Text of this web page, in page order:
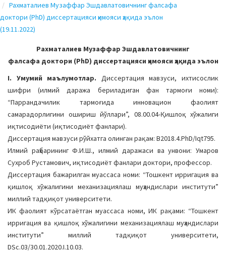
e
N
a
i
a
t
i
o
n
Рахматалиев Музаффар Эшдавлатовичнинг фалсафа
доктори (PhD) диссертацияси ҳимояси ҳақида эълон
(19.11.2022)
Рахматалиев Музаффар Эшдавлатовичнинг
фалсафа доктори (PhD) диссертацияси ҳимояси ҳақида эълон
I. Умумий маълумотлар. Диссертация мавзуси, ихтисослик
шифри (илмий даража бериладиган фан тармоғи номи):
“Паррандачилик тармоғида инновацион фаолият
самарадорлигини ошириш йўллари”, 08.00.04-Қишлоқ хўжалиги
иқтисодиёти (иқтисодиёт фанлари).
Диссертация мавзуси рўйхатга олинган рақам: В2018.4.PhD/Iqt795.
Илмий раҳбарининг Ф.И.Ш., илмий даражаси ва унвони: Умаров
Сухроб Рустамович, иқтисодиёт фанлари доктори, профессор.
Диссертация бажарилган муассаса номи: “Тошкент ирригация ва
қишлоқ хўжалигини механизациялаш муҳандислари институти”
миллий тадқиқот университети.
ИК фаолият кўрсатаётган муассаса номи, ИК рақами: “Тошкент
ирригация ва қишлоқ хўжалигини механизациялаш муҳандислари
институти” миллий тадқиқот университети,
DSc.03/30.01.2020.I.10.03.